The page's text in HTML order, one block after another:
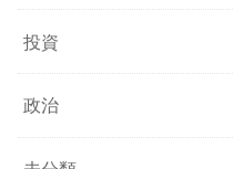
投資
政治